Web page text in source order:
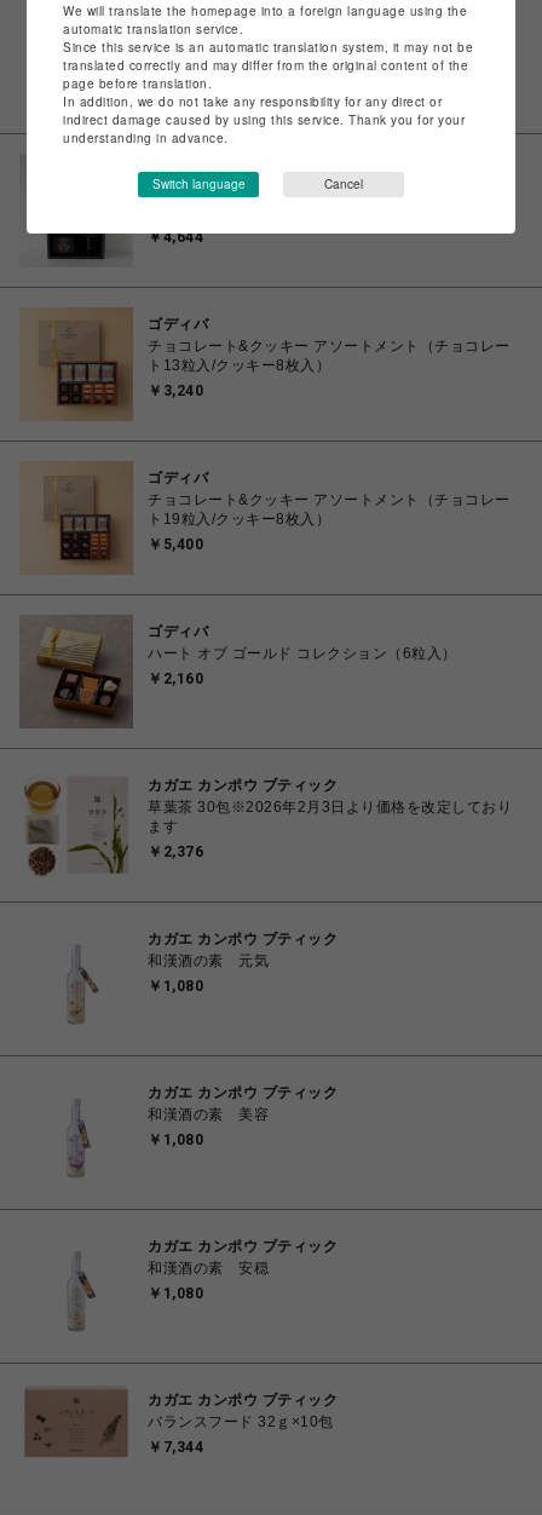
カガエ カンポウ ブティック
KAGAEはと麦とビタミンCのフルーツ青汁 30包
￥4,104
MORIHICO & The Alternative
森の雫 リキッドコーヒーRICH・コーヒーゼリーセッ
￥4,644
ゴディバ
チョコレート&クッキー アソートメント（チョコレー
ト13粒入/クッキー8枚入）
￥3,240
ゴディバ
チョコレート&クッキー アソートメント（チョコレー
ト19粒入/クッキー8枚入）
￥5,400
ゴディバ
ハート オブ ゴールド コレクション（6粒入）
￥2,160
カガエ カンポウ ブティック
草葉茶 30包※2026年2月3日より価格を改定しており
ます
￥2,376
カガエ カンポウ ブティック
和漢酒の素 元気
￥1,080
カガエ カンポウ ブティック
和漢酒の素 美容
￥1,080
カガエ カンポウ ブティック
和漢酒の素 安穏
￥1,080
カガエ カンポウ ブティック
バランスフード 32ｇ×10包
￥7,344
We will translate the homepage into a foreign language using the
automatic translation service.
Since this service is an automatic translation system, it may not be
translated correctly and may differ from the original content of the
page before translation.
In addition, we do not take any responsibility for any direct or
indirect damage caused by using this service. Thank you for your
understanding in advance.
Switch language Cancel